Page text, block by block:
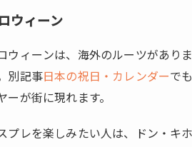
くだ
もの
（か
ぶど
う・
し）
ウィーン
ウィーンは、海外のルーツがあり
別記事 日本の祝日・カレンダーで
ーが街に現れます。
プレを楽しみたい人は、ドン・キ